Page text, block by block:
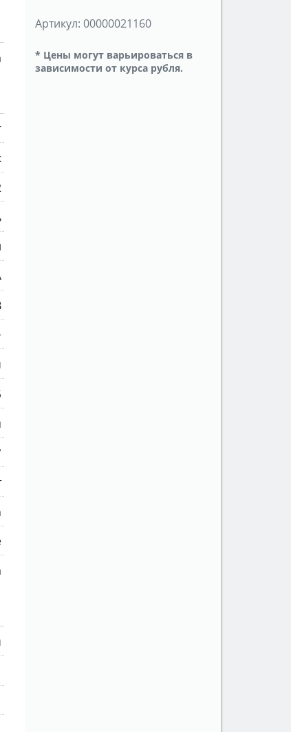
Артикул: 00000021160
* Цены могут варьироваться в
зависимости от курса рубля.